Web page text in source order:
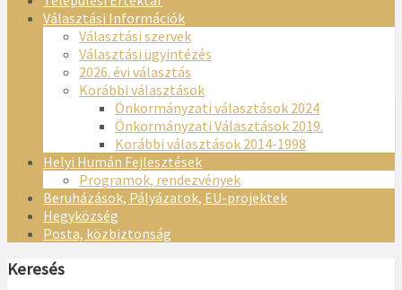
Választási Információk
Választási szervek
Választási ügyintézés
2026. évi választás
Korábbi választások
Önkormányzati választások 2024
Önkormányzati Választások 2019.
Korábbi választások 2014-1998
Helyi Humán Fejlesztések
Programok, rendezvények
Beruházások, Pályázatok, EU-projektek
Hegyközség
Posta, közbiztonság
Keresés